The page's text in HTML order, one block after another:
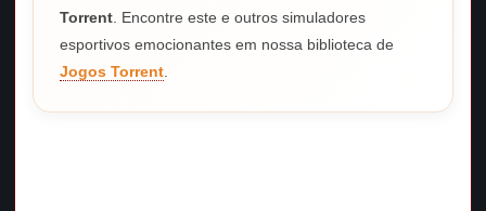
Torrent . Encontre este e outros simuladores
esportivos emocionantes em nossa biblioteca de
Jogos Torrent